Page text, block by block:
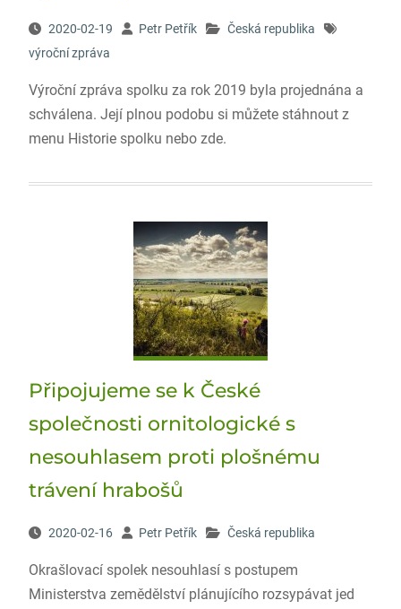
2020-02-19 Petr Petřík
Česká republika
výroční zpráva
Výroční zpráva spolku za rok 2019 byla projednána a
schválena. Její plnou podobu si můžete stáhnout z
menu Historie spolku nebo zde.
Připojujeme se k České
společnosti ornitologické s
nesouhlasem proti plošnému
trávení hrabošů
2020-02-16 Petr Petřík Česká republika
Okrašlovací spolek nesouhlasí s postupem
Ministerstva zemědělství plánujícího rozsypávat jed